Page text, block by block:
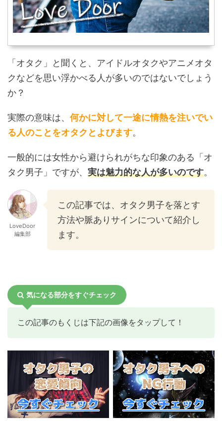
「オタク」と聞くと、アイドルオタクやアニメオタ
クなどを思い浮かべる人が多いのではないでしょう
か？
実際の意味は、 何かに対して一途に情熱を注いでい
る人のことをオタクとよびます。
一般的には女性から避けられがちな印象のある「オ
タク男子」ですが、 実は魅力的な人が多いのです。
LoveDoor
編集部
この記事では、オタク男子を落とす
方法や脈ありサインについて紹介し
ます。
気になる部分をすぐチェック
この記事のもくじは下記の画像をタップして！